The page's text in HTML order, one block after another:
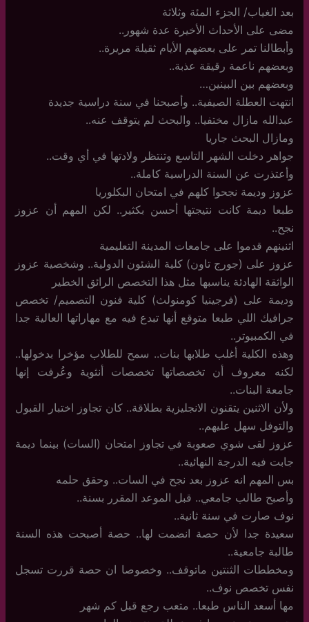
بعد الغياب/ الجزء المئة وثلاثة
مضى على الأحداث الأخيرة عدة شهور..
وأبطالنا تمر على بعضهم الأيام ثقيلة مريرة..
وبعضهم ناعمة رقيقة عذبة..
وبعضهم بين البينين…
انتهت العطلة الصيفية.. وأصبحنا في سنة دراسية جديدة
عبدالله مازال مختفيا.. والبحث لم يتوقف عنه..
ومازال البحث جاريا
جواهر دخلت الشهر التاسع وتنتظر ولادتها في أي وقت..
وأعتذرت عن السنة الدراسية كاملة..
عزوز وديمة نجحوا كلهم في امتحان البكلوريا
طبعا ديمة كانت نتيجتها أحسن بكثير.. لكن المهم أن عزوز
نجح..
اثنينهم قدموا على جامعات المدينة التعليمية
عزوز على (جورج تاون) كلية الشئون الدولية.. وشخصية عزوز
الواثقة الهادئة يناسبها مثل هذا التخصص الرائق الخطير
وديمة على (فرجينيا كومنولث) كلية فنون التصميم/ تخصص
جرافيك اللي طبعا متوقع أنها تبدع فيه مع مهاراتها العالية جدا
في الكمبيوتر..
وهذه الكلية أغلب طلابها بنات.. سمح للطلاب مؤخرا بدخولها..
لكنه معروف أن تخصصاتها تخصصات أنثوية وعُرفت إنها
جامعة البنات..
ولأن الاثنين يتقنون الانجليزية بطلاقة.. كان تجاوز اختبار القبول
والتوفل سهل عليهم..
عزوز لقى شوي صعوبة في تجاوز امتحان (السات) بينما ديمة
جابت فيه الدرجة النهائية..
بس المهم انه عزوز بعد نجح في السات.. وحقق حلمه
وأصبح طالب جامعي.. قبل الموعد المقرر بسنة..
نوف صارت في سنة ثانية..
سعيدة جدا لأن حصة انضمت لها.. حصة أصبحت هذه السنة
طالبة جامعية..
ومخططات الثنتين ماتوقف.. وخصوصا ان حصة قررت تسجل
نفس تخصص نوف..
مها أسعد الناس طبعا.. متعب رجع قبل كم شهر